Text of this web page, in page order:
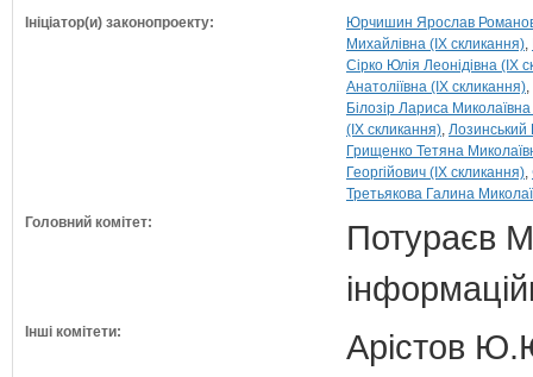
Ініціатор(и) законопроекту:
Юрчишин Ярослав
Михайлівна (IX скликання)
Сірко Юлія Леонідівна (IX
Анатоліївна (IX скликання)
Білозір Лариса
(IX скликання) Лозинський
Грищенко Тетяна
Георгійович (IX скликання)
Третьякова Галина
Головний комітет:
Потураєв
Інші комітети:
Арістов